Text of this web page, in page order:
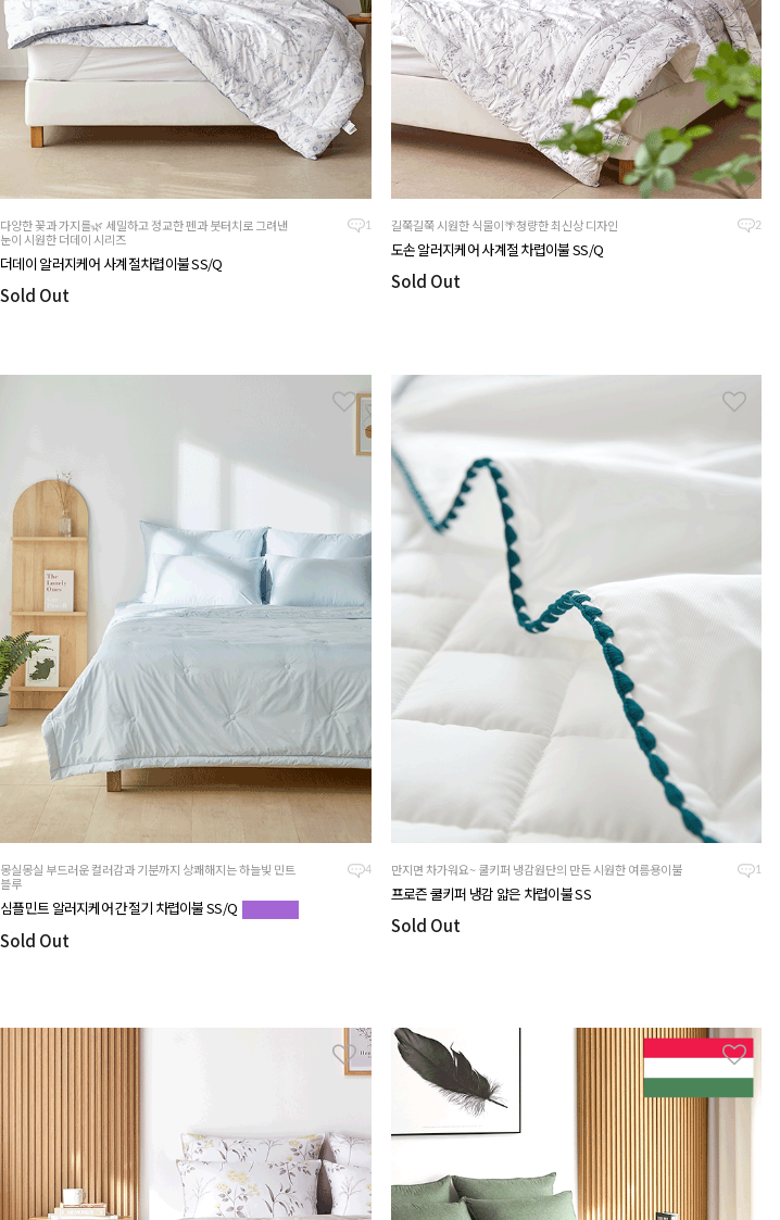
1
다양한 꽃과 가지를🌿 세밀하고 정교한 펜과 붓터치로 그려낸
눈이 시원한 더데이 시리즈
더데이 알러지케어 사계절차렵이불 SS/Q
Sold Out
2
길쭉길쭉 시원한 식물이🌴청량한 최신상 디자인
도손 알러지케어 사계절 차렵이불 SS/Q
Sold Out
4
몽실몽실 부드러운 컬러감과 기분까지 상쾌해지는 하늘빛 민트
블루
심플민트 알러지케어 간절기 차렵이불 SS/Q
Sold Out
1
만지면 차가워요~ 쿨키퍼 냉감원단의 만든 시원한 여름용이불
프로즌 쿨키퍼 냉감 얇은 차렵이불 SS
Sold Out